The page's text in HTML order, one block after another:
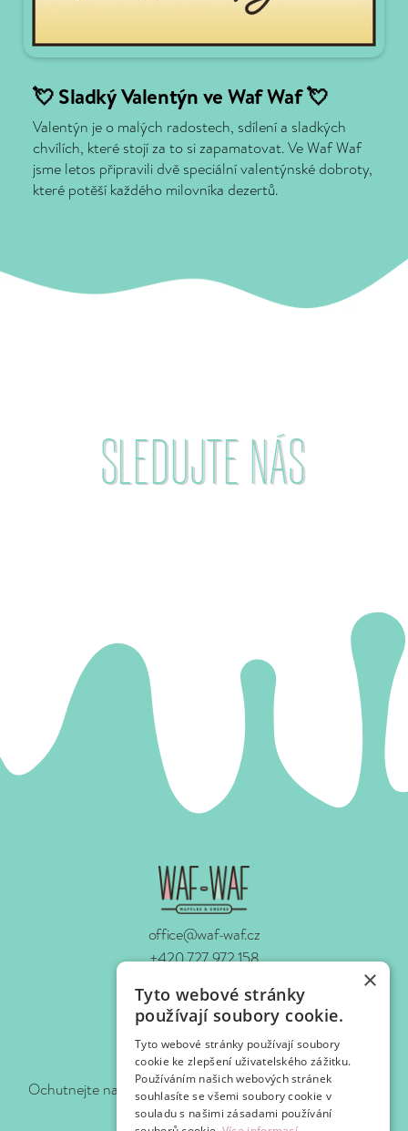
💘 Sladký Valentýn ve Waf Waf 💘
Valentýn je o malých radostech, sdílení a sladkých
chvílích, které stojí za to si zapamatovat. Ve Waf Waf
jsme letos připravili dvě speciální valentýnské dobroty,
které potěší každého milovníka dezertů.
SLEDUJTE NÁS
office@waf-waf.cz
+420 727 972 158
Kontakty
Sledujte nás!
Ochutnejte naše novinky hned, jak je pro vás připravíme.
×
Tyto webové stránky
používají soubory cookie.
Tyto webové stránky používají soubory
cookie ke zlepšení uživatelského zážitku.
Používáním našich webových stránek
souhlasíte se všemi soubory cookie v
souladu s našimi zásadami používání